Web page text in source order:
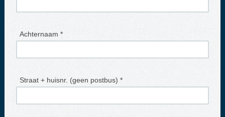
Achternaam *
Straat + huisnr. (geen postbus) *